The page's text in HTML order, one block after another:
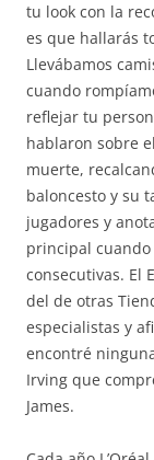
tu look con la
es que hallarás
Llevábamos
cuando
reflejar tu
hablaron sobre
muerte,
baloncesto y su
jugadores y
principal
consecutivas. El
del de otras
especialistas y
encontré
Irving que
James.